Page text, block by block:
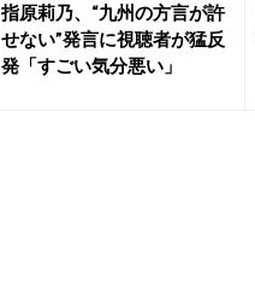
指原莉乃、“九州の方言が許
せない”発言に視聴者が猛反
発「すごい気分悪い」